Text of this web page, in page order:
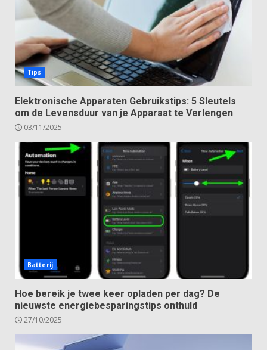
Tips
Elektronische Apparaten Gebruikstips: 5 Sleutels
om de Levensduur van je Apparaat te Verlengen
03/11/2025
Batterij
Hoe bereik je twee keer opladen per dag? De
nieuwste energiebesparingstips onthuld
27/10/2025